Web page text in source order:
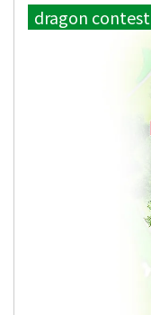
dragon contest